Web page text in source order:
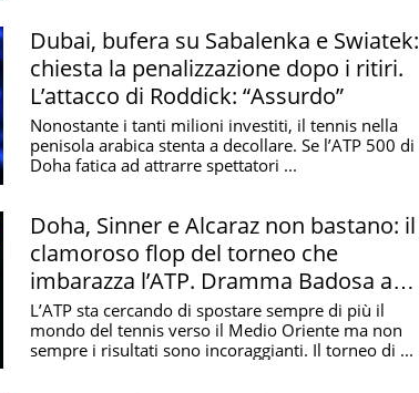
Dubai, bufera su Sabalenka e Swiatek:
chiesta la penalizzazione dopo i ritiri.
L’attacco di Roddick: “Assurdo”
Nonostante i tanti milioni investiti, il tennis nella
penisola arabica stenta a decollare. Se l’ATP 500 di
Doha fatica ad attrarre spettatori ...
Doha, Sinner e Alcaraz non bastano: il
clamoroso flop del torneo che
imbarazza l’ATP. Dramma Badosa a
Dubai
L’ATP sta cercando di spostare sempre di più il
mondo del tennis verso il Medio Oriente ma non
sempre i risultati sono incoraggianti. Il torneo di ...